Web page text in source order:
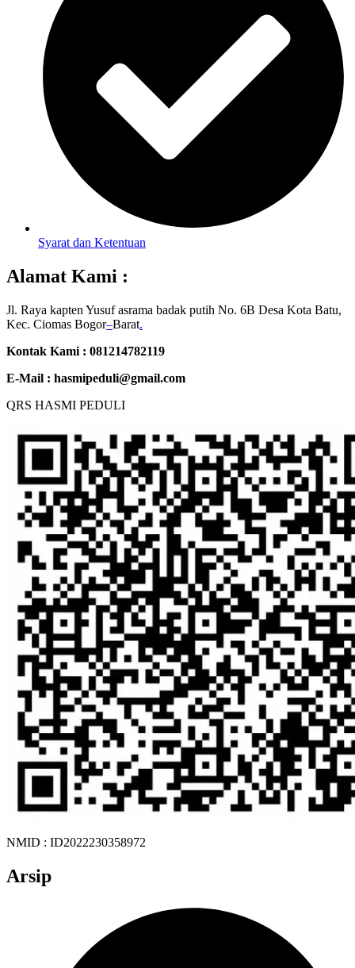
Syarat dan Ketentuan
Alamat Kami :
Jl. Raya kapten Yusuf asrama badak putih No. 6B Desa Kota Batu,
Kec. Ciomas Bogor–Barat.
Kontak Kami : 081214782119
E-Mail : hasmipeduli@gmail.com
QRS HASMI PEDULI
NMID : ID2022230358972
Arsip